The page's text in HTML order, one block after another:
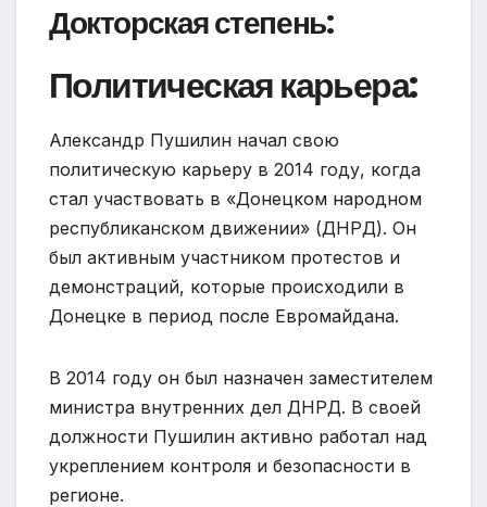
Докторская степень:
Политическая карьера:
Александр Пушилин начал свою
политическую карьеру в 2014 году, когда
стал участвовать в «Донецком народном
республиканском движении» (ДНРД). Он
был активным участником протестов и
демонстраций, которые происходили в
Донецке в период после Евромайдана.
В 2014 году он был назначен заместителем
министра внутренних дел ДНРД. В своей
должности Пушилин активно работал над
укреплением контроля и безопасности в
регионе.